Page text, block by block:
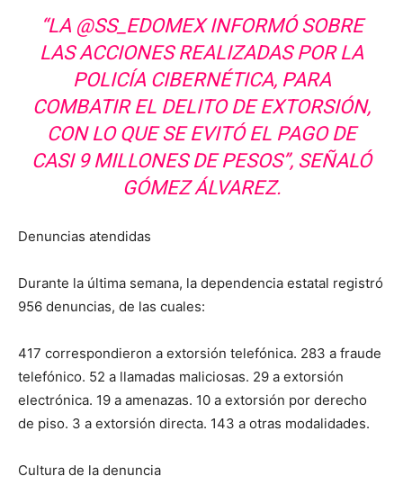
“LA @SS_EDOMEX INFORMÓ SOBRE
LAS ACCIONES REALIZADAS POR LA
POLICÍA CIBERNÉTICA, PARA
COMBATIR EL DELITO DE EXTORSIÓN,
CON LO QUE SE EVITÓ EL PAGO DE
CASI 9 MILLONES DE PESOS”, SEÑALÓ
GÓMEZ ÁLVAREZ.
Denuncias atendidas
Durante la última semana, la dependencia estatal registró
956 denuncias, de las cuales:
417 correspondieron a extorsión telefónica. 283 a fraude
telefónico. 52 a llamadas maliciosas. 29 a extorsión
electrónica. 19 a amenazas. 10 a extorsión por derecho
de piso. 3 a extorsión directa. 143 a otras modalidades.
Cultura de la denuncia